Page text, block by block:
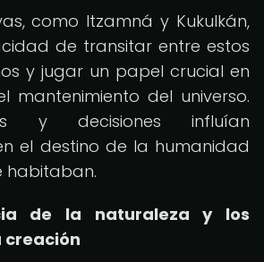
como Itzamná y Kukulkán,
de transitar entre estos
y jugar un papel crucial en
mantenimiento del universo.
y decisiones influían
el destino de la humanidad
habitaban.
de la naturaleza y los
creación